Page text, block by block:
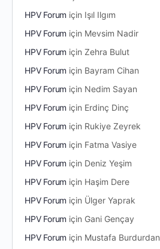
HPV Forum için Işıl Ilgım
HPV Forum için Mevsim Nadir
HPV Forum içinZehra Bulut
HPV Forum için Bayram Cihan
HPV Forum için Nedim Sayan
HPV Forum için Erdinç Dinç
HPV Forum için Rukiye Zeyrek
HPV Forum için Fatma Vasiye
HPV Forum için Deniz Yeşim
HPV Forum için Haşim Dere
HPV Forum için Ülger Yaprak
HPV Forum için Gani Gençay
HPV Forum için Mustafa Burdurdan